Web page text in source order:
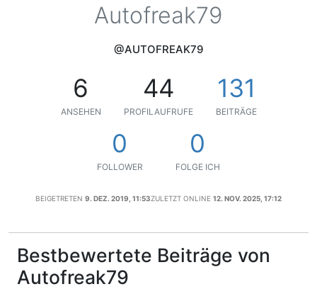
Autofreak79
@AUTOFREAK79
6
ANSEHEN
44
PROFILAUFRUFE
131
BEITRÄGE
0
FOLLOWER
0
FOLGE ICH
BEIGETRETEN 9. DEZ. 2019, 11:53ZULETZT ONLINE 12. NOV. 2025, 17:12
Bestbewertete Beiträge von
Autofreak79